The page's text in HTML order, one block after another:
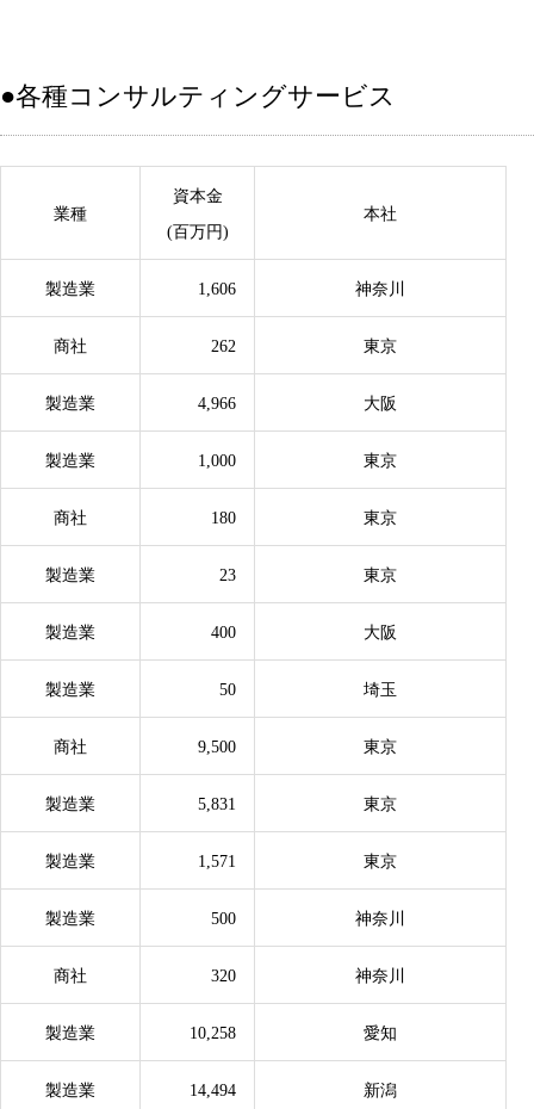
●各種コンサルティングサービス
業種
資本金
(百万円)
本社
製造業 1,606 神奈川
商社 262 東京
製造業 4,966 大阪
製造業 1,000 東京
商社 180 東京
製造業 23 東京
製造業 400 大阪
製造業 50 埼玉
商社 9,500 東京
製造業 5,831 東京
製造業 1,571 東京
製造業 500 神奈川
商社 320 神奈川
製造業 10,258 愛知
製造業 14,494 新潟